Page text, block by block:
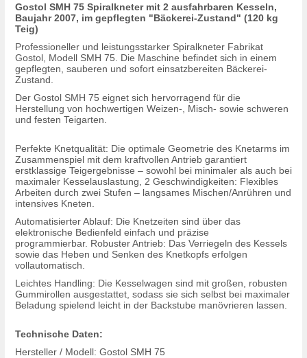
Gostol SMH 75 Spiralkneter mit 2 ausfahrbaren Kesseln,
Baujahr 2007, im gepflegten "Bäckerei-Zustand" (120 kg
Teig)
Professioneller und leistungsstarker Spiralkneter Fabrikat
Gostol, Modell SMH 75. Die Maschine befindet sich in einem
gepflegten, sauberen und sofort einsatzbereiten Bäckerei-
Zustand.
Der Gostol SMH 75 eignet sich hervorragend für die
Herstellung von hochwertigen Weizen-, Misch- sowie schweren
und festen Teigarten.
Perfekte Knetqualität: Die optimale Geometrie des Knetarms im
Zusammenspiel mit dem kraftvollen Antrieb garantiert
erstklassige Teigergebnisse – sowohl bei minimaler als auch bei
maximaler Kesselauslastung, 2 Geschwindigkeiten: Flexibles
Arbeiten durch zwei Stufen – langsames Mischen/Anrühren und
intensives Kneten.
Automatisierter Ablauf: Die Knetzeiten sind über das
elektronische Bedienfeld einfach und präzise
programmierbar. Robuster Antrieb: Das Verriegeln des Kessels
sowie das Heben und Senken des Knetkopfs erfolgen
vollautomatisch.
Leichtes Handling: Die Kesselwagen sind mit großen, robusten
Gummirollen ausgestattet, sodass sie sich selbst bei maximaler
Beladung spielend leicht in der Backstube manövrieren lassen.
Technische Daten:
Hersteller / Modell: Gostol SMH 75